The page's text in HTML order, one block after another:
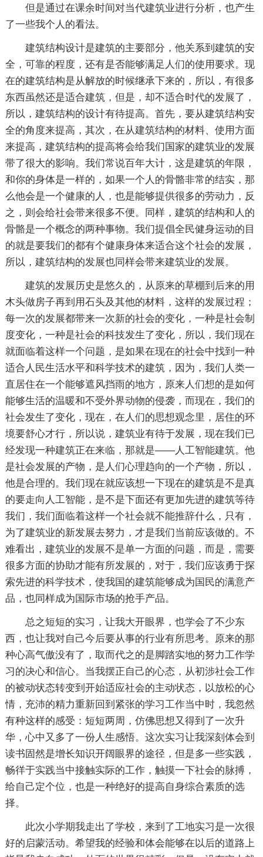
但是通过在课余时间对当代建筑业进行分析，也产生
了一些我个人的看法。
建筑结构设计是建筑的主要部分，他关系到建筑的安
全，可靠的程度，还有是否能够满足人们的使用要求。现
在的建筑结构是从解放的时候继承下来的，所以，有很多
东西虽然还是适合建筑，但是，却不适合时代的发展了，
所以，建筑结构的设计有待提高。首先，要从建筑结构安
全的角度来提高，其次，在从建筑结构的材料、使用方面
来提高，建筑结构的提高将会给我们国家的建筑业的发展
带了很大的影响。我们常说百年大计，这是建筑的年限，
和你的身体是一样的，如果一个人的骨骼非常的结实，那
么他会是一个健康的人，也是能够提供很多的劳动力，反
之，则会给社会带来很多不便。同样，建筑的结构和人的
骨骼是一个概念的两种事物。我们提倡全民健身运动的目
的就是要我们的都有个健康身体来适合这个社会的发展，
所以，建筑结构的发展也同样会带来建筑业的发展。
建筑的发展历史是悠久的，从原来的草棚到后来的用
木头做房子再到用石头及其他的材料，这样的发展过程；
每一次的发展都带来一次新的社会的变化，一种是社会制
度变化，一种是社会的科技发生了变化，所以，我们现在
就面临着这样一个问题，是如果在现在的社会中找到一种
适合人民生活水平和科学技术的建筑，因为，我们人类一
直居住在一个能够遮风挡雨的地方，原来人们想的是如何
能够生活的温暖和不受外界动物的侵袭，而现在，我们的
社会发生了变化，现在，在人们的思想观念里，居住的环
境要舒心才行，所以说，建筑业有待于发展，现在我们已
经发现一种建筑正在来临，那就是——人工智能建筑。他
是社会发展的产物，是人们心理趋向的一个产物，所以，
他是合理的。我们现在就应该想一下现在的建筑是不是真
的要走向人工智能，是不是下面还有更加先进的建筑等待
我们，我们面临着这样一个社会就不能推辞什么，只有，
为了建筑业的新发展去努力，才是我们当前应该做的。不
难看出，建筑业的发展不是单一方面的问题，而是，需要
很多方面的协助才能有所发展的，对于，我们应该勇于探
索先进的科学技术，使我国的建筑能够成为国民的满意产
品，也同样成为国际市场的抢手产品。
总之短短的实习，让我大开眼界，也学会了不少东
西，也让我对自己今后要从事的行业有所思考。原来的那
种心高气傲没有了，取而代之的是脚踏实地的努力工作学
习的决心和信心。当我摆正自己的心态，从初涉社会工作
的被动状态转变到开始适应社会的主动状态，以放松的心
情，充沛的精力重新回到紧张的学习工作当中时，我忽然
有种这样的感受：短短两周，仿佛思想又得到了一次升
华，心中又多了一份人生感悟。这次实习让我深刻体会到
读书固然是增长知识开阔眼界的途径，但是多一些实践，
畅徉于实践当中接触实际的工作，触摸一下社会的脉搏，
给自己定个位，也是一种绝好的提高自身综合素质的选
择。
此次小学期我走出了学校，来到了工地实习是一次很
好的启蒙活动。希望我的经验和体会能够在以后的道路上